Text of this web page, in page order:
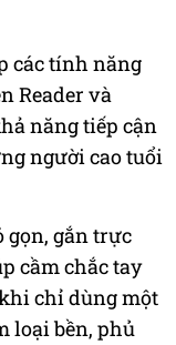
các tính năng
Reader và
năng tiếp cận
người cao tuổi
gọn, gắn trực
cầm chắc tay
chỉ dùng một
loại bền, phủ